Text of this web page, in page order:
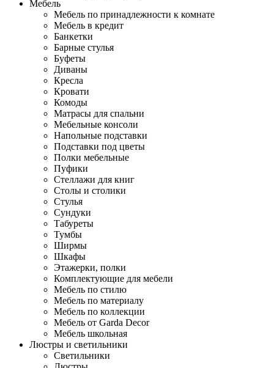
Мебель
Мебель по принадлежности к комнате
Мебель в кредит
Банкетки
Барные стулья
Буфеты
Диваны
Кресла
Кровати
Комоды
Матрасы для спальни
Мебельные консоли
Напольные подставки
Подставки под цветы
Полки мебельные
Пуфики
Стеллажи для книг
Столы и столики
Стулья
Сундуки
Табуреты
Тумбы
Ширмы
Шкафы
Этажерки, полки
Комплектующие для мебели
Мебель по стилю
Мебель по материалу
Мебель по коллекции
Мебель от Garda Decor
Мебель школьная
Люстры и светильники
Светильники